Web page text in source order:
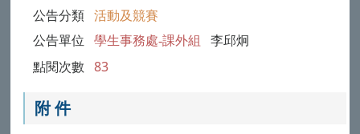
公告分類 活動及競賽
公告單位 學生事務處-課外組 李邱炯
點閱次數 83
附 件